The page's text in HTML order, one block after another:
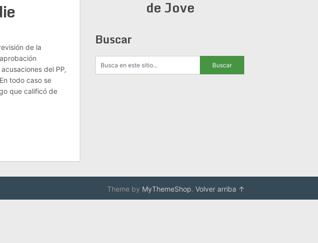
de la
del PP,
todo caso se
que calificó de
de Jove
Buscar
Theme by MyThemeShop. Volver arriba ↑